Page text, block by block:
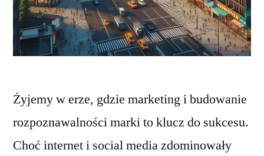
Żyjemy w erze, gdzie marketing i budowanie
rozpoznawalności marki to klucz do sukcesu.
Choć internet i social media zdominowały